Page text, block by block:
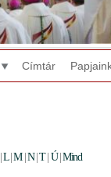
Címtár
L |M N |T Ú |Mind